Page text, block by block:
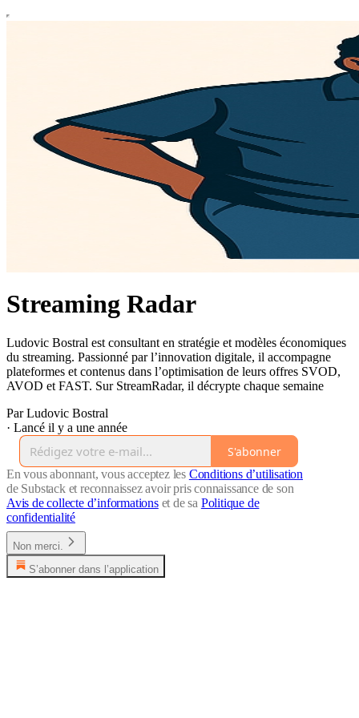
Streaming Radar
Ludovic Bostral est consultant en stratégie et modèles économiques
du streaming. Passionné par l’innovation digitale, il accompagne
plateformes et contenus dans l’optimisation de leurs offres SVOD,
AVOD et FAST. Sur StreamRadar, il décrypte chaque semaine
Par Ludovic Bostral
· Lancé il y a une année
S'abonner
En vous abonnant, vous acceptez les Conditions d’utilisation
de Substack et reconnaissez avoir pris connaissance de son
Avis de collecte d’informationset de sa Politique de
confidentialité
Non merci.
S’abonner dans l’application